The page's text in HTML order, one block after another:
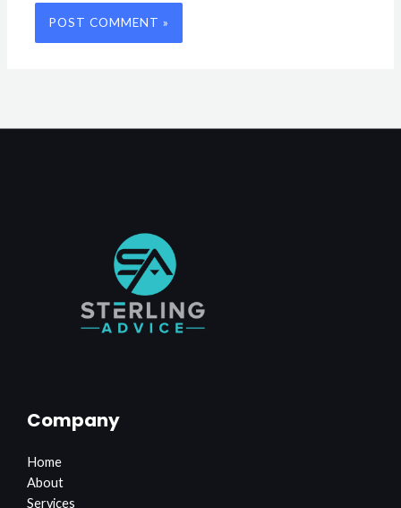
Company
Home
About
Services